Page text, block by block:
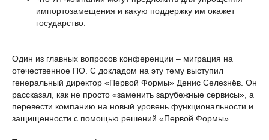
импортозамещения и какую поддержку им окажет
государство.
Один из главных вопросов конференции – миграция на
отечественное ПО. С докладом на эту тему выступил
генеральный директор «Первой Формы» Денис Селезнёв. Он
рассказал, как не просто «заменить зарубежные сервисы», а
перевести компанию на новый уровень функциональности и
защищенности с помощью решений «Первой Формы».